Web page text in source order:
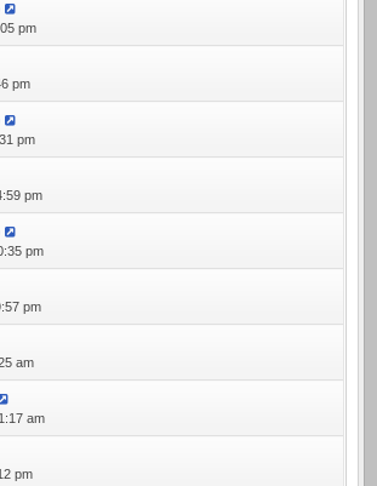
pm
pm
pm
pm
pm
pm
am
am
pm